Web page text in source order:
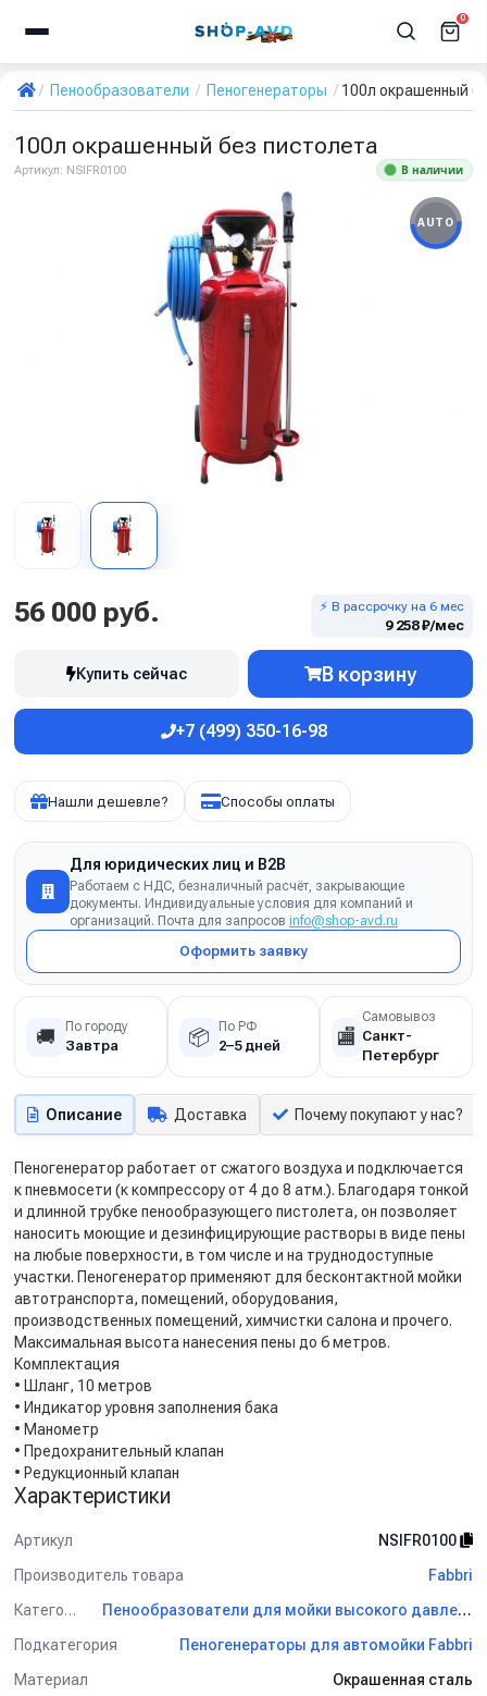
0
Пенообразователи Пеногенераторы 100л окрашенный
100л окрашенный без пистолета
Артикул: NSIFR0100 В наличии
AUTO
56 000 руб. ⚡ В рассрочку на 6 мес
9 258 ₽/мес
Купить сейчас В корзину
+7 (499) 350-16-98
Нашли дешевле? Способы оплаты
Для юридических лиц и B2B
Работаем с НДС, безналичный расчёт, закрывающие
документы. Индивидуальные условия для компаний и
организаций. Почта для запросов info@shop-avd.ru
Оформить заявку
🚚 По городу
Завтра 📦 По РФ
2–5 дней 🏬
Самовывоз
Санкт-
Петербург
Описание Доставка Почему покупают у нас?
Пеногенератор работает от сжатого воздуха и подключается
к пневмосети (к компрессору от 4 до 8 атм.). Благодаря тонкой
и длинной трубке пенообразующего пистолета, он позволяет
наносить моющие и дезинфицирующие растворы в виде пены
на любые поверхности, в том числе и на труднодоступные
участки. Пеногенератор применяют для бесконтактной мойки
автотранспорта, помещений, оборудования,
производственных помещений, химчистки салона и прочего.
Максимальная высота нанесения пены до 6 метров.
Комплектация
• Шланг, 10 метров
• Индикатор уровня заполнения бака
• Манометр
• Предохранительный клапан
• Редукционный клапан
Характеристики
Артикул
NSIFR0100
Производитель товара
Fabbri
Категория
Пенообразователи для мойки высокого давления Fabbri
Подкатегория
Пеногенераторы для автомойки Fabbri
Материал
Окрашенная сталь